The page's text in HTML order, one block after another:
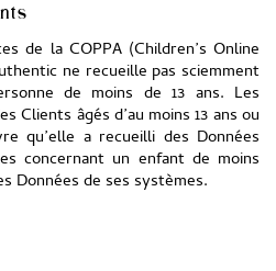
de la COPPA (Children’s Online
ne recueille pas sciemment
de moins de 13 ans. Les
Clients âgés d’au moins 13 ans ou
qu’elle a recueilli des Données
concernant un enfant de moins
Données de ses systèmes.